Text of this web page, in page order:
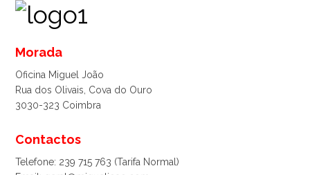
Morada
Oficina Miguel João
Rua dos Olivais, Cova do Ouro
3030-323 Coimbra
Contactos
Telefone: 239 715 763 (Tarifa Normal)